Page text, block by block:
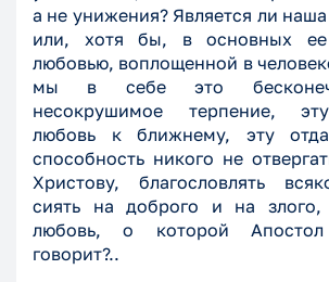
а не унижения? Является ли
или, хотя бы, в основных ее
любовью, воплощенной в
мы в себе это
несокрушимое терпение,
любовь к ближнему, эту
способность никого не
Христову, благословлять
сиять на доброго и на злого,
любовь, о которой
говорит?..